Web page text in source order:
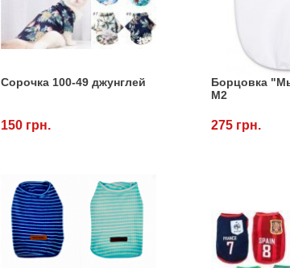
Сорочка 100-49 джунглей
150 грн.
Борцовка
M2
275 грн.